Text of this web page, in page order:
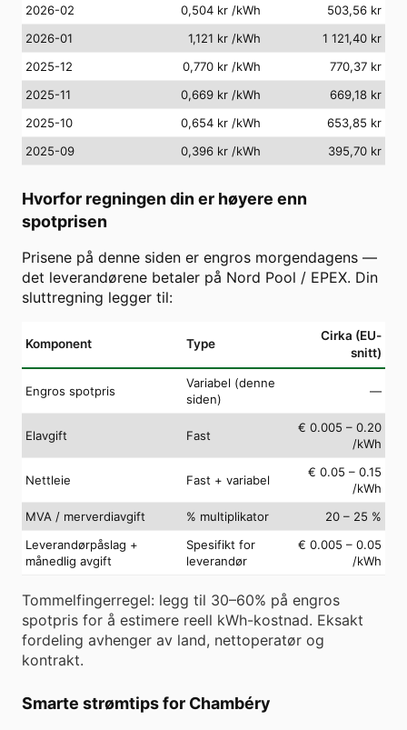
2026-02
0,504 kr /kWh
503,56 kr
2026-01
1,121 kr /kWh
1 121,40 kr
2025-12
0,770 kr /kWh
770,37 kr
2025-11
0,669 kr /kWh
669,18 kr
2025-10
0,654 kr /kWh
653,85 kr
2025-09
0,396 kr /kWh 395,70 kr
Hvorfor regningen din er høyere enn
spotprisen
Prisene på denne siden er engros morgendagens —
det leverandørene betaler på Nord Pool / EPEX. Din
sluttregning legger til:
Komponent Type
Cirka (EU-
snitt)
Engros spotpris
Variabel (denne
siden)
—
Elavgift Fast
€ 0.005 – 0.20
/kWh
Nettleie Fast + variabel
€ 0.05 – 0.15
/kWh
MVA / merverdiavgift
% multiplikator
20 – 25 %
Leverandørpåslag +
månedlig avgift
Spesifikt for
leverandør
€ 0.005 – 0.05
/kWh
Tommelfingerregel: legg til 30–60% på engros
spotpris for å estimere reell kWh-kostnad. Eksakt
fordeling avhenger av land, nettoperatør og
kontrakt.
Smarte strømtips for Chambéry